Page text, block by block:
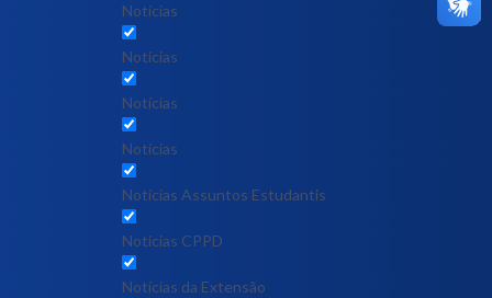
Notícias
Notícias
Notícias
Notícias
Notícias Assuntos Estudantis
Notícias CPPD
Notícias da Extensão